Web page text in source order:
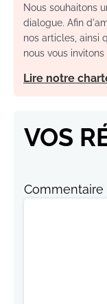
Nous souhaitons
dialogue. Afin
nos articles, ainsi
nous vous
Lire notre
VOS
Commentaire